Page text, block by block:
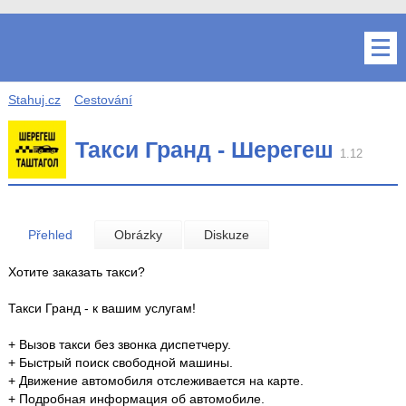
Stahuj.cz Cestování
Такси Гранд - Шерегеш 1.12
Přehled Obrázky Diskuze
Хотите заказать такси?
Такси Гранд - к вашим услугам!
+ Вызов такси без звонка диспетчеру.
+ Быстрый поиск свободной машины.
+ Движение автомобиля отслеживается на карте.
+ Подробная информация об автомобиле.